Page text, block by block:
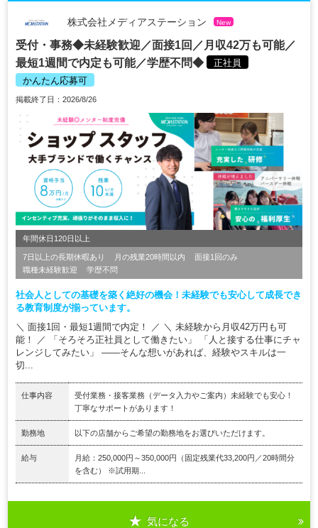
株式会社メディアステーション New
受付・事務◆未経験歓迎／面接1回／月収42万も可能／
最短1週間で内定も可能／学歴不問◆
正社員
かんたん応募可
掲載終了日：2026/8/26
年間休日120日以上
7日以上の長期休暇あり 月の残業20時間以内
面接1回のみ
職種未経験歓迎
学歴不問
社会人としての基礎を築く絶好の機会！未経験でも安心して成長でき
る教育制度が揃っています。
＼ 面接1回・最短1週間で内定！ ／ ＼ 未経験から月収42万円も可
能！ ／ 「そろそろ正社員として働きたい」 「人と接する仕事にチャ
レンジしてみたい」 ――そんな想いがあれば、経験やスキルは一
切...
仕事内容
受付業務・接客業務（データ入力やご案内）未経験でも安心！
丁寧なサポートがあります！
勤務地 以下の店舗からご希望の勤務地をお選びいただけます。
給与
月給：250,000円～350,000円（固定残業代33,200円／20時間分
を含む） ※試用期...
気になる